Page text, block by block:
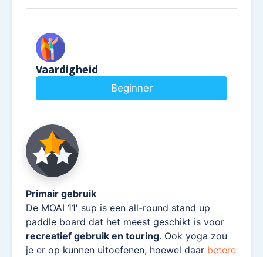
Vaardigheid
Beginner
Primair gebruik
De MOAI 11′ sup is een all-round stand up
paddle board dat het meest geschikt is voor
recreatief gebruik en touring. Ook yoga zou
je er op kunnen uitoefenen, hoewel daar betere